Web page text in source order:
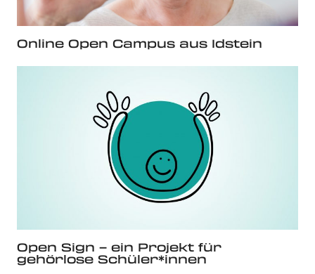
Online Open Campus aus Idstein
Open Sign – ein Projekt für
gehörlose Schüler*innen